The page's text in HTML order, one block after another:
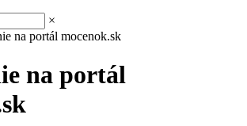
×
na portál mocenok.sk
na portál